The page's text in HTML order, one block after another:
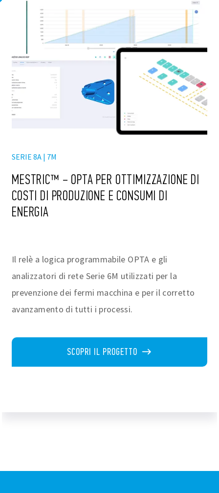
SERIE 8A | 7M
MESTRIC™ – OPTA PER OTTIMIZZAZIONE DI
COSTI DI PRODUZIONE E CONSUMI DI
ENERGIA
Il relè a logica programmabile OPTA e gli
analizzatori di rete Serie 6M utilizzati per la
prevenzione dei fermi macchina e per il corretto
avanzamento di tutti i processi.
SCOPRI IL PROGETTO